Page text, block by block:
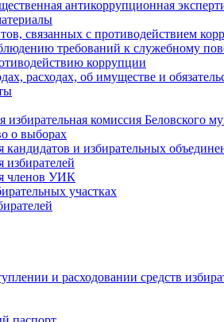
антикоррупционная
связанных с противодействием
требований к служебному
коррупции
расходах, об имуществе и
избирательная комиссия Беловского
о выборах
и избирательных
членов УИК
участках
и расходовании средств